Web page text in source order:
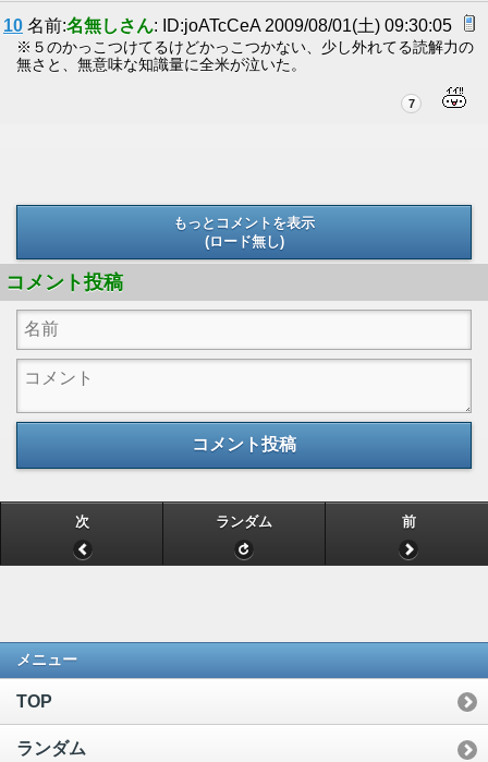
10 名前:名無しさん: ID:joATcCeA 2009/08/01(土) 09:30:05
※５のかっこつけてるけどかっこつかない、少し外れてる読解力の
無さと、無意味な知識量に全米が泣いた。
7
もっとコメントを表示
(ロード無し)
コメント投稿
コメント投稿
次 ランダム 前
メニュー
TOP
ランダム